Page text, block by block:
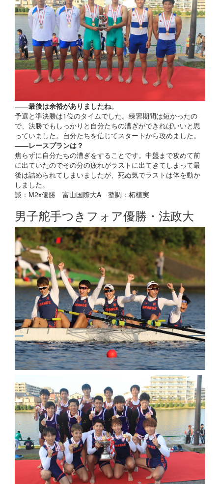
――最後は余裕がありましたね。
予選と準決勝は1位のタイムでした。練習期間は短かったの
で、決勝でもしっかりと自分たちの漕ぎができればいいと思
っていました。自分たちを信じてスタートから攻めました。
――レースプランは？
焦らずに自分たちの漕ぎをすることです。中盤まで攻めて前
に出ていたのでその分の疲れがラストに出てきてしまって最
後は詰められてしまいましたが、死ぬ気でラストは体を動か
しました。
談：M2x優勝 富山国際大A 整調：柘植実
男子舵手つきフォア優勝・法政大